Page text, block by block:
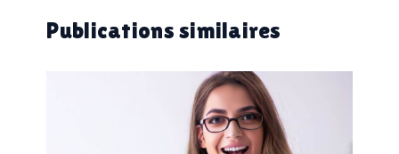
Publications similaires